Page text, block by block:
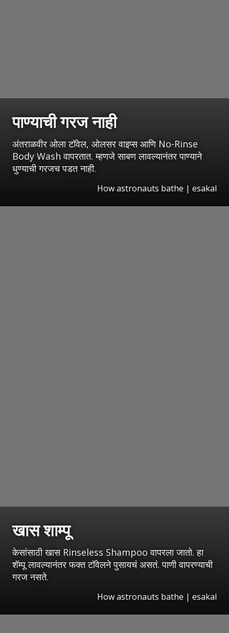
पाण्याची गरज नाही
अंतराळवीर ओला टॉवेल, ओलसर वाइप्स आणि No-Rinse
Body Wash वापरतात. म्हणजे साबण लावल्यानंतर पाण्याने
धुण्याची गरजच पडत नाही.
How astronauts bathe | esakal
खास शाम्पू
केसांसाठी खास Rinseless Shampoo वापरला जातो. हा
शॅम्पू लावल्यानंतर फक्त टॉवेलने पुसायचं असतं. पाणी वापरण्याची
गरज नसते.
How astronauts bathe | esakal